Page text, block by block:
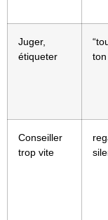
Juger,
étiqueter
Conseiller
trop vite